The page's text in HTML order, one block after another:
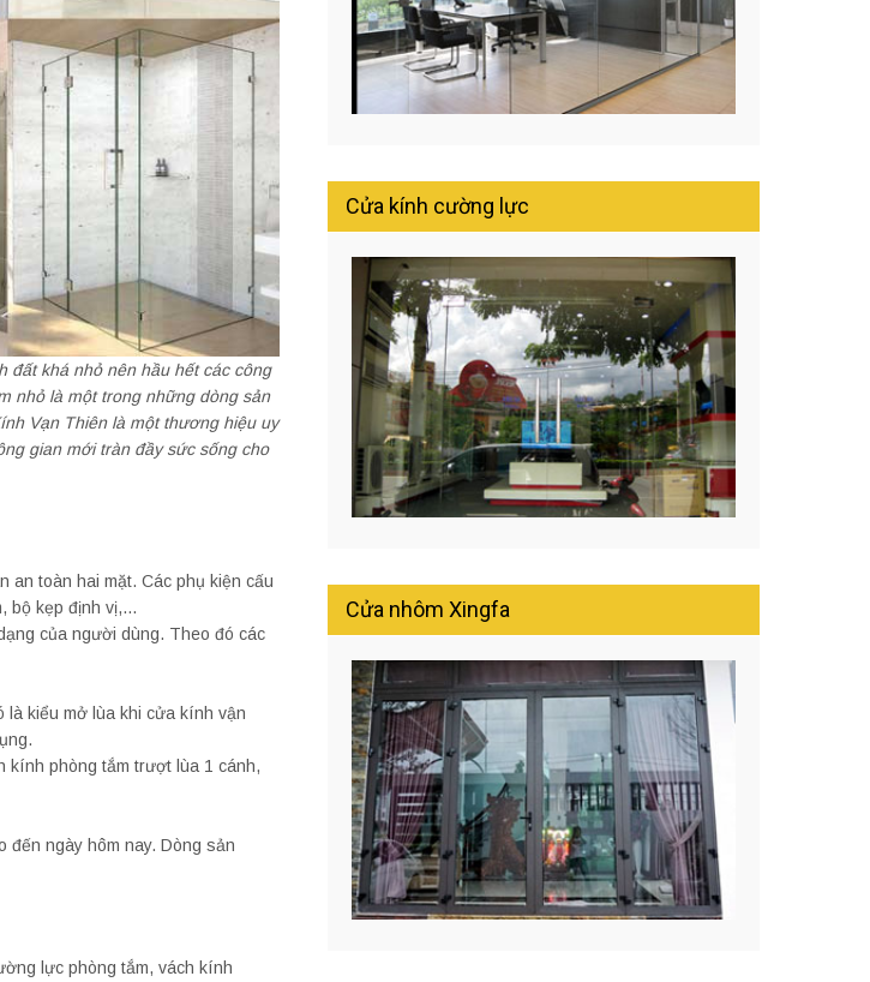
đất khá nhỏ nên hầu hết các công
nhỏ là một trong những dòng sản
Vạn Thiên là một thương hiệu uy
gian mới tràn đầy sức sống cho
an toàn hai mặt. Các phụ kiện cấu
bộ kẹp định vị,…
của người dùng. Theo đó các
là kiểu mở lùa khi cửa kính vận
kính phòng tắm trượt lùa 1 cánh,
đến ngày hôm nay. Dòng sản
lực phòng tắm, vách kính
Cửa kính cường lực
Cửa nhôm Xingfa